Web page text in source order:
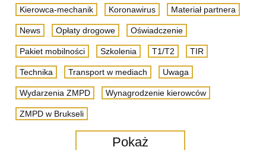
Kierowca-mechanik Koronawirus Materiał partnera
News Opłaty drogowe Oświadczenie
Pakiet mobilności Szkolenia T1/T2 TIR
Technika Transport w mediach Uwaga
Wydarzenia ZMPD Wynagrodzenie kierowców
ZMPD w Brukseli
Pokaż